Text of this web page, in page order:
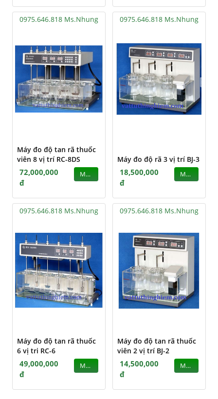
0975.646.818 Ms.Nhung
Máy đo độ tan rã thuốc
viên 8 vị trí RC-8DS
72,000,000
đ
MUA
0975.646.818 Ms.Nhung
Máy đo độ rã 3 vị trí BJ-3
18,500,000
đ
MUA
0975.646.818 Ms.Nhung
Máy đo độ tan rã thuốc
6 vị tri RC-6
49,000,000
đ
MUA
0975.646.818 Ms.Nhung
Máy đo độ tan rã thuốc
viên 2 vị trí BJ-2
14,500,000
đ
MUA